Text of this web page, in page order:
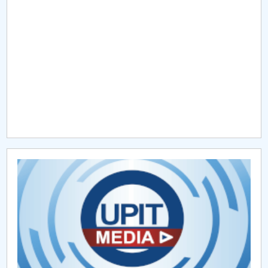
Chestionar angajabilitate ALUMNI – UPB
CAR2026
MENIU CANTINA
O NOUĂ REALITATE: De ce panica este cel mai rău
lucru care se poate întâmpla?